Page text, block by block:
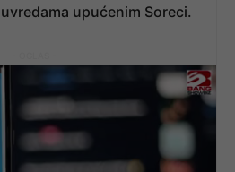
upućenim Soreci.